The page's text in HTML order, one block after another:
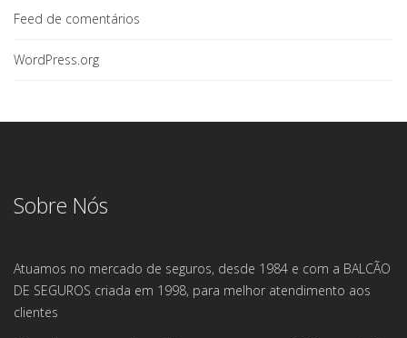
Feed de comentários
WordPress.org
Sobre Nós
Atuamos no mercado de seguros, desde 1984 e com a BALCÃO
DE SEGUROS criada em 1998, para melhor atendimento aos
clientes